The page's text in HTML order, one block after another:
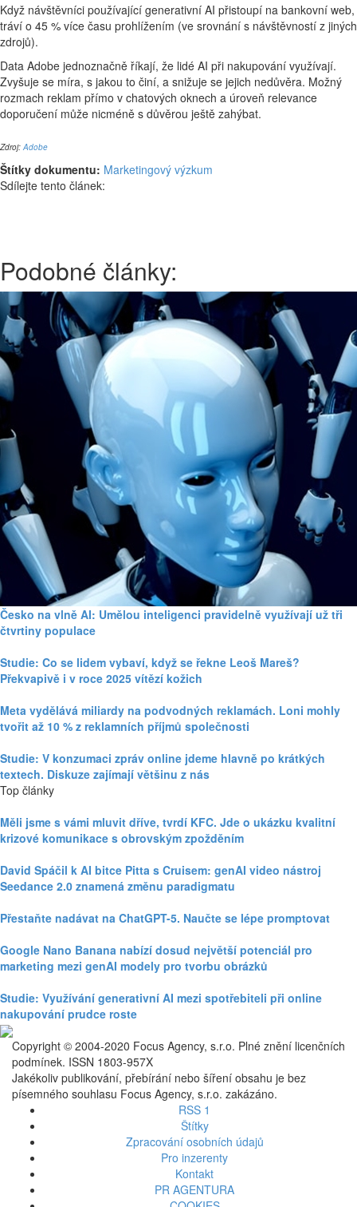
Když návštěvníci používající generativní AI přistoupí na bankovní web,
tráví o 45 % více času prohlížením (ve srovnání s návštěvností z jiných
zdrojů).
Data Adobe jednoznačně říkají, že lidé AI při nakupování využívají.
Zvyšuje se míra, s jakou to činí, a snižuje se jejich nedůvěra. Možný
rozmach reklam přímo v chatových oknech a úroveň relevance
doporučení může nicméně s důvěrou ještě zahýbat.
Zdroj: Adobe
Štítky dokumentu: Marketingový výzkum
Sdílejte tento článek:
Podobné články:
Česko na vlně AI: Umělou inteligenci pravidelně využívají už tři
čtvrtiny populace
Studie: Co se lidem vybaví, když se řekne Leoš Mareš?
Překvapivě i v roce 2025 vítězí kožich
Meta vydělává miliardy na podvodných reklamách. Loni mohly
tvořit až 10 % z reklamních příjmů společnosti
Studie: V konzumaci zpráv online jdeme hlavně po krátkých
textech. Diskuze zajímají většinu z nás
Top články
Měli jsme s vámi mluvit dříve, tvrdí KFC. Jde o ukázku kvalitní
krizové komunikace s obrovským zpožděním
David Spáčil k AI bitce Pitta s Cruisem: genAI video nástroj
Seedance 2.0 znamená změnu paradigmatu
Přestaňte nadávat na ChatGPT-5. Naučte se lépe promptovat
Google Nano Banana nabízí dosud největší potenciál pro
marketing mezi genAI modely pro tvorbu obrázků
Studie: Využívání generativní AI mezi spotřebiteli při online
nakupování prudce roste
Copyright © 2004-2020 Focus Agency, s.r.o. Plné znění licenčních
podmínek. ISSN 1803-957X
Jakékoliv publikování, přebírání nebo šíření obsahu je bez
písemného souhlasu Focus Agency, s.r.o. zakázáno.
RSS 1
Štítky
Zpracování osobních údajů
Pro inzerenty
Kontakt
PR AGENTURA